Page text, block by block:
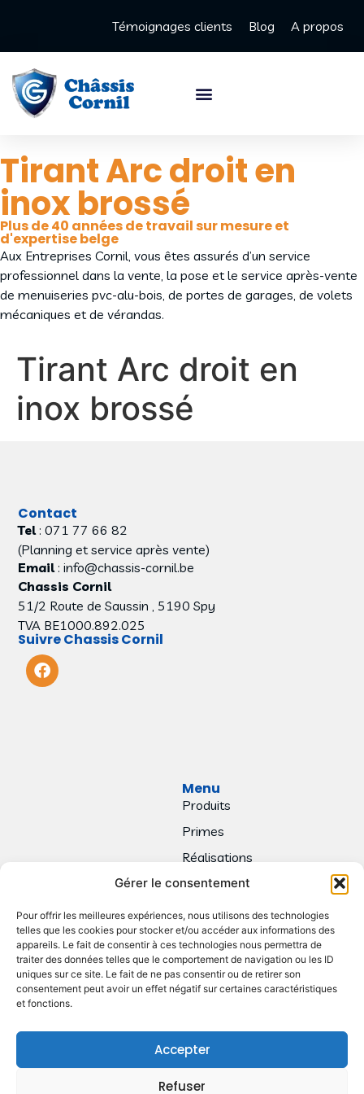
Gérer le consentement
Pour offrir les meilleures expériences, nous utilisons des technologies
telles que les cookies pour stocker et/ou accéder aux informations des
appareils. Le fait de consentir à ces technologies nous permettra de
traiter des données telles que le comportement de navigation ou les ID
uniques sur ce site. Le fait de ne pas consentir ou de retirer son
consentement peut avoir un effet négatif sur certaines caractéristiques
et fonctions.
Accepter
Refuser
Témoignages clients Blog A propos
Tirant Arc droit en
inox brossé
Plus de 40 années de travail sur mesure et
d'expertise belge
Aux Entreprises Cornil, vous êtes assurés d’un service
professionnel dans la vente, la pose et le service après-vente
de menuiseries pvc-alu-bois, de portes de garages, de volets
mécaniques et de vérandas.
Tirant Arc droit en
inox brossé
Menu
Produits
Primes
Réalisations
Contact
Contact
Tel: 071 77 66 82
(Planning et service après vente)
Email: info@chassis-cornil.be
Chassis Cornil
51/2 Route de Saussin , 5190 Spy
TVA BE1000.892.025
Suivre Chassis Cornil